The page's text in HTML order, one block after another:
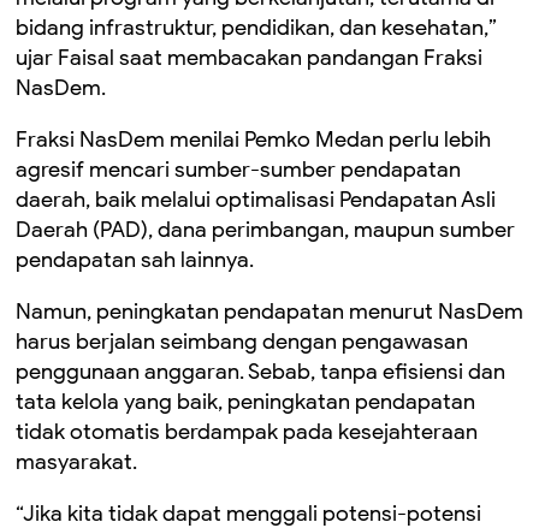
bidang infrastruktur, pendidikan, dan kesehatan,”
ujar Faisal saat membacakan pandangan Fraksi
NasDem.
Fraksi NasDem menilai Pemko Medan perlu lebih
agresif mencari sumber-sumber pendapatan
daerah, baik melalui optimalisasi Pendapatan Asli
Daerah (PAD), dana perimbangan, maupun sumber
pendapatan sah lainnya.
Namun, peningkatan pendapatan menurut NasDem
harus berjalan seimbang dengan pengawasan
penggunaan anggaran. Sebab, tanpa efisiensi dan
tata kelola yang baik, peningkatan pendapatan
tidak otomatis berdampak pada kesejahteraan
masyarakat.
“Jika kita tidak dapat menggali potensi-potensi